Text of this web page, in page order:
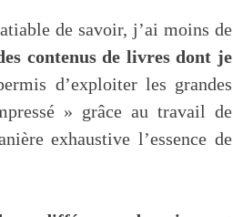
de savoir, j’ai moins de
contenus de livres dont je
d’exploiter les grandes
» grâce au travail de
exhaustive l’essence de